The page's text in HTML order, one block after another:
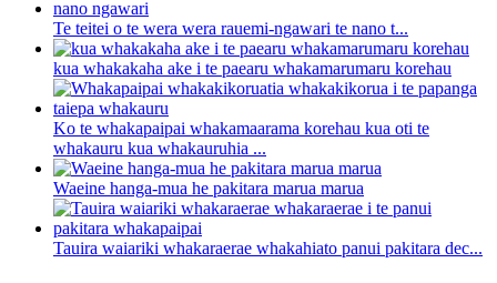
Te teitei o te wera wera rauemi-ngawari te nano t...
kua whakakaha ake i te paearu whakamarumaru korehau
Ko te whakapaipai whakamaarama korehau kua oti te
whakauru kua whakauruhia ...
Waeine hanga-mua he pakitara marua marua
Tauira waiariki whakaraerae whakahiato panui pakitara dec...